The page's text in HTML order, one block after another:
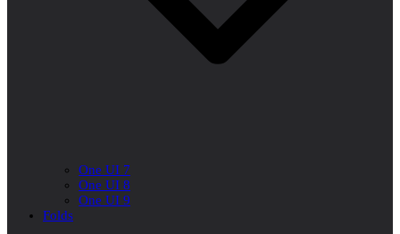
One UI 7
One UI 8
One UI 9
Folds